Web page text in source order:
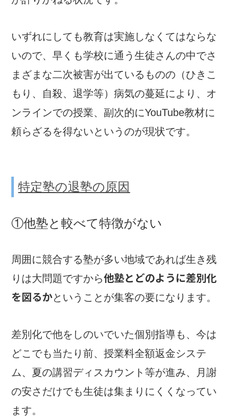
いずれにしても教育は実施しなくてはならな
いので、早くも学校に通う生徒さんの中でさ
まざまな二次被害が出ているものの（ひきこ
もり、自殺、退学等）病気の蔓延により、オ
ンラインでの授業、副次的にYouTube教材に
頼らざるを得ないというのが現状です。
特定塾の退塾の原因
①他塾と較べて特徴がない
周囲に競合する塾が多い地域であれば生き残
りは大問題ですから他塾とどのように差別化
を図るかということが集客の要になります。
差別化で他をしのいでいた個別指導も、今は
どこでも当たり前、授業料全額返金システ
ム、夏の講習ディスカウント等が進み、月謝
の安さだけでも生徒は集まりにくくなってい
ます。